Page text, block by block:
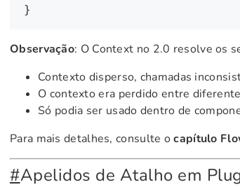
}
Observação: O Context no 2.0 resolve os
Contexto disperso, chamadas
O contexto era perdido entre
Só podia ser usado dentro de
Para mais detalhes, consulte ocapítulo
#Apelidos de Atalho em